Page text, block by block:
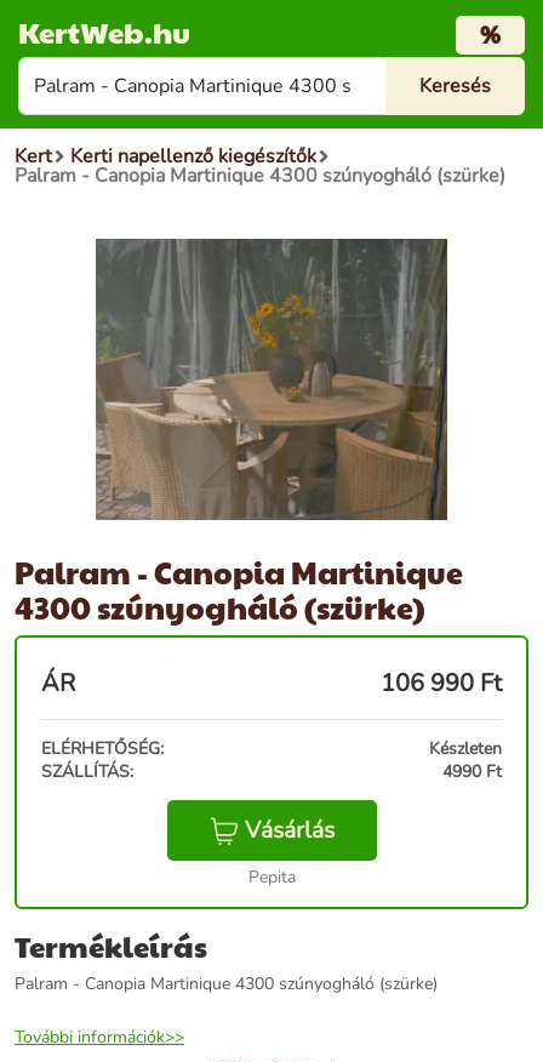
KertWeb.hu %
Kert Kerti napellenző kiegészítők
Palram - Canopia Martinique 4300 szúnyogháló (szürke)
Palram - Canopia Martinique
4300 szúnyogháló (szürke)
ÁR 106 990 Ft
ELÉRHETŐSÉG:
Készleten
SZÁLLÍTÁS:
4990 Ft
Vásárlás
Pepita
Termékleírás
Palram - Canopia Martinique 4300 szúnyogháló (szürke)
További információk>>